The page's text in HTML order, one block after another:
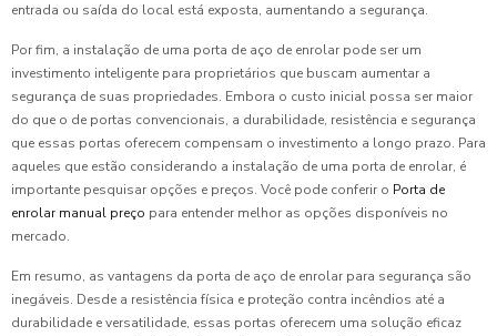
entrada ou saída do local está exposta, aumentando a segurança.
Por fim, a instalação de uma porta de aço de enrolar pode ser um
investimento inteligente para proprietários que buscam aumentar a
segurança de suas propriedades. Embora o custo inicial possa ser maior
do que o de portas convencionais, a durabilidade, resistência e segurança
que essas portas oferecem compensam o investimento a longo prazo. Para
aqueles que estão considerando a instalação de uma porta de enrolar, é
importante pesquisar opções e preços. Você pode conferir o Porta de
enrolar manual preço para entender melhor as opções disponíveis no
mercado.
Em resumo, as vantagens da porta de aço de enrolar para segurança são
inegáveis. Desde a resistência física e proteção contra incêndios até a
durabilidade e versatilidade, essas portas oferecem uma solução eficaz